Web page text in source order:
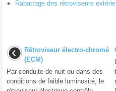
Rabattage des rétroviseurs
Rétroviseur électro-chromé
(ECM)
Par conduite de nuit ou dans des
conditions de faible luminosité, le